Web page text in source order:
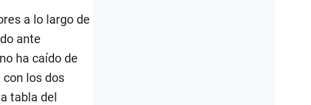
a lo largo de
ante
ha caído de
los dos
tabla del